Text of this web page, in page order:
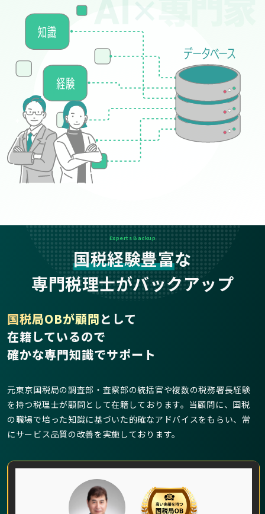
Experts Backup
国税経験豊富な
専門税理士がバックアップ
国税局OBが顧問として
在籍しているので
確かな専門知識でサポート
元東京国税局の調査部・査察部の統括官や複数の税務署長経験
を持つ税理士が顧問として在籍しております。当顧問に、国税
の職場で培った知識に基づいた的確なアドバイスをもらい、常
にサービス品質の改善を実施しております。